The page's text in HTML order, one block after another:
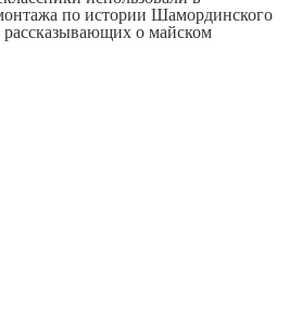
по истории Шамординского
о майском